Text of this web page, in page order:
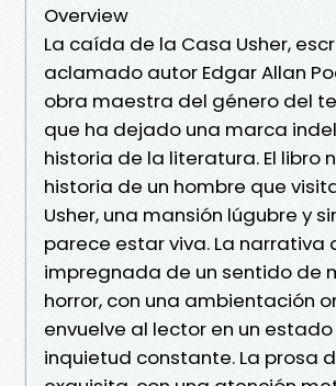
Overview
La caída de la Casa Usher,
aclamado autor Edgar Allan
obra maestra del género del
que ha dejado una marca
historia de la literatura. El libro
historia de un hombre que
Usher, una mansión lúgubre y
parece estar viva. La narrativa
impregnada de un sentido de
horror, con una ambientación
envuelve al lector en un
inquietud constante. La prosa